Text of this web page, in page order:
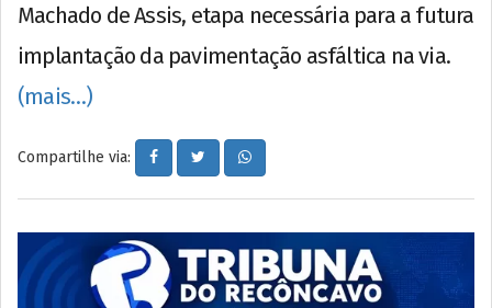
Machado de Assis, etapa necessária para a futura
implantação da pavimentação asfáltica na via.
(mais…)
Compartilhe via: